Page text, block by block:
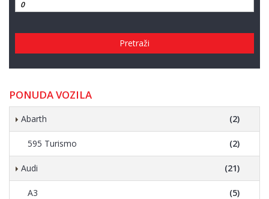
Pretraži
PONUDA VOZILA
Abarth (2)
595 Turismo (2)
Audi (21)
A3 (5)